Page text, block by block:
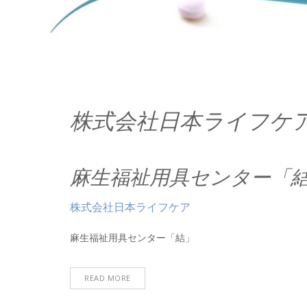
株式会社日本ライフケ
麻生福祉用具センター「
株式会社日本ライフケア
麻生福祉用具センター「結」
READ MORE